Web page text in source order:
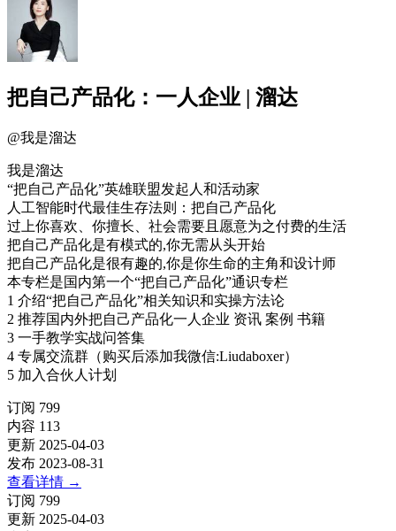
把自己产品化：一人企业 | 溜达
@我是溜达
我是溜达
“把自己产品化”英雄联盟发起人和活动家
人工智能时代最佳生存法则：把自己产品化
过上你喜欢、你擅长、社会需要且愿意为之付费的生活
把自己产品化是有模式的,你无需从头开始
把自己产品化是很有趣的,你是你生命的主角和设计师
本专栏是国内第一个“把自己产品化”通识专栏
1 介绍“把自己产品化”相关知识和实操方法论
2 推荐国内外把自己产品化一人企业 资讯 案例 书籍
3 一手教学实战问答集
4 专属交流群（购买后添加我微信:Liudaboxer）
5 加入合伙人计划
订阅 799
内容 113
更新 2025-04-03
发布 2023-08-31
查看详情 →
订阅 799
更新 2025-04-03